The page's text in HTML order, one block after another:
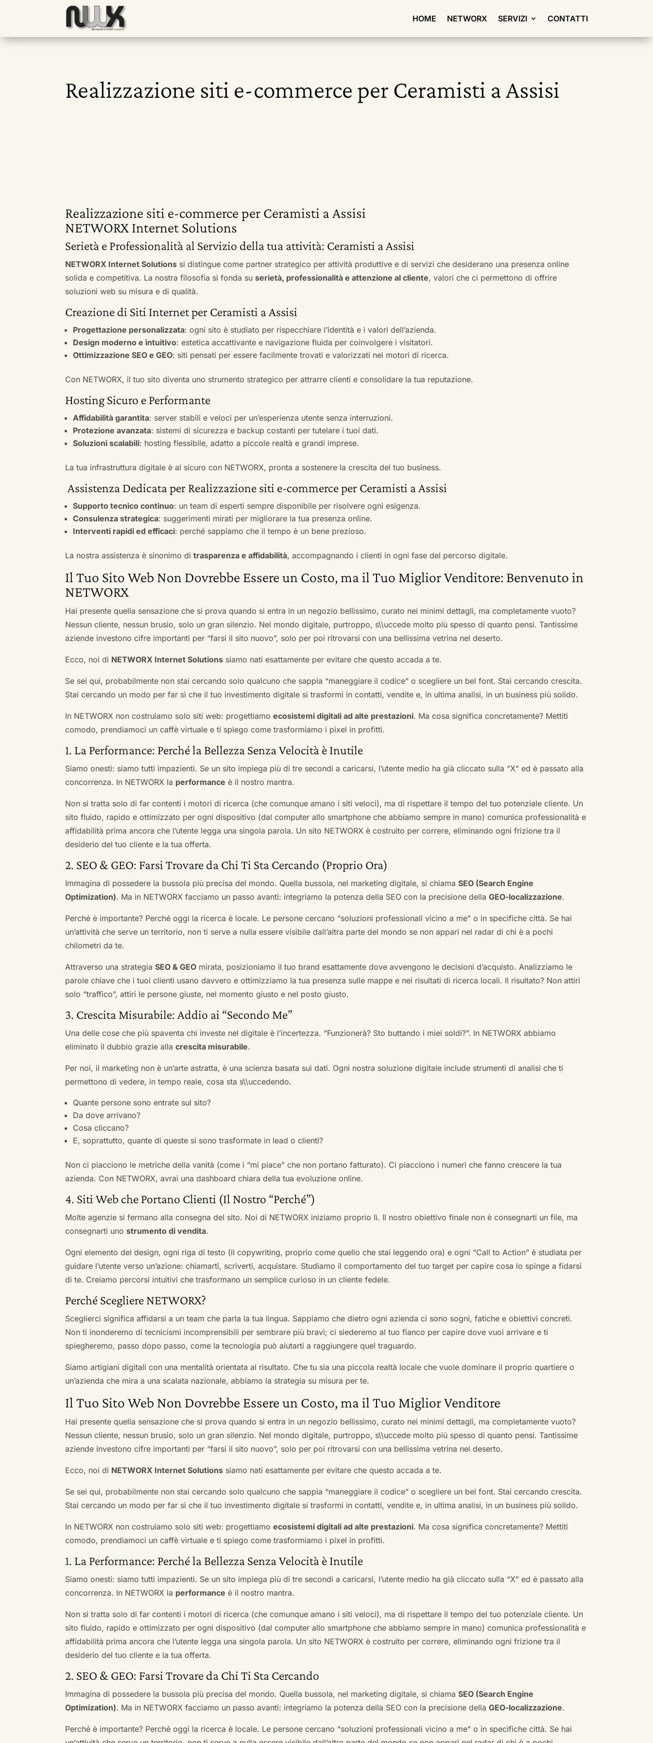
HOME NETWORX SERVIZI CONTATTI
Realizzazione siti e-commerce per Ceramisti a Assisi
Realizzazione siti e-commerce per Ceramisti a Assisi
NETWORX Internet Solutions
Serietà e Professionalità al Servizio della tua attività: Ceramisti a Assisi
NETWORX Internet Solutions si distingue come partner strategico per attività produttive e di servizi che desiderano una presenza online
solida e competitiva. La nostra filosofia si fonda suserietà, professionalità e attenzione al cliente, valori che ci permettono di offrire
soluzioni web su misura e di qualità.
Creazione di Siti Internet per Ceramisti a Assisi
Progettazione personalizzata: ogni sito è studiato per rispecchiare l’identità e i valori dell’azienda.
Design moderno e intuitivo: estetica accattivante e navigazione fluida per coinvolgere i visitatori.
Ottimizzazione SEO e GEO: siti pensati per essere facilmente trovati e valorizzati nei motori di ricerca.
Con NETWORX, il tuo sito diventa uno strumento strategico per attrarre clienti e consolidare la tua reputazione.
Hosting Sicuro e Performante
Affidabilità garantita: server stabili e veloci per un’esperienza utente senza interruzioni.
Protezione avanzata: sistemi di sicurezza e backup costanti per tutelare i tuoi dati.
Soluzioni scalabili: hosting flessibile, adatto a piccole realtà e grandi imprese.
La tua infrastruttura digitale è al sicuro con NETWORX, pronta a sostenere la crescita del tuo business.
Assistenza Dedicata per Realizzazione siti e-commerce per Ceramisti a Assisi
Supporto tecnico continuo: un team di esperti sempre disponibile per risolvere ogni esigenza.
Consulenza strategica: suggerimenti mirati per migliorare la tua presenza online.
Interventi rapidi ed efficaci: perché sappiamo che il tempo è un bene prezioso.
La nostra assistenza è sinonimo ditrasparenza e affidabilità, accompagnando i clienti in ogni fase del percorso digitale.
Il Tuo Sito Web Non Dovrebbe Essere un Costo, ma il Tuo Miglior Venditore: Benvenuto in
NETWORX
Hai presente quella sensazione che si prova quando si entra in un negozio bellissimo, curato nei minimi dettagli, ma completamente vuoto?
Nessun cliente, nessun brusio, solo un gran silenzio. Nel mondo digitale, purtroppo, s\\uccede molto più spesso di quanto pensi. Tantissime
aziende investono cifre importanti per “farsi il sito nuovo”, solo per poi ritrovarsi con una bellissima vetrina nel deserto.
Ecco, noi di NETWORX Internet Solutions siamo nati esattamente per evitare che questo accada a te.
Se sei qui, probabilmente non stai cercando solo qualcuno che sappia “maneggiare il codice” o scegliere un bel font. Stai cercando crescita.
Stai cercando un modo per far sì che il tuo investimento digitale si trasformi in contatti, vendite e, in ultima analisi, in un business più solido.
In NETWORX non costruiamo solo siti web: progettiamoecosistemi digitali ad alte prestazioni. Ma cosa significa concretamente? Mettiti
comodo, prendiamoci un caffè virtuale e ti spiego come trasformiamo i pixel in profitti.
1. La Performance: Perché la Bellezza Senza Velocità è Inutile
Siamo onesti: siamo tutti impazienti. Se un sito impiega più di tre secondi a caricarsi, l’utente medio ha già cliccato sulla “X” ed è passato alla
concorrenza. In NETWORX la performance è il nostro mantra.
Non si tratta solo di far contenti i motori di ricerca (che comunque amano i siti veloci), ma di rispettare il tempo del tuo potenziale cliente. Un
sito fluido, rapido e ottimizzato per ogni dispositivo (dal computer allo smartphone che abbiamo sempre in mano) comunica professionalità e
affidabilità prima ancora che l’utente legga una singola parola. Un sito NETWORX è costruito per correre, eliminando ogni frizione tra il
desiderio del tuo cliente e la tua offerta.
2. SEO & GEO: Farsi Trovare da Chi Ti Sta Cercando (Proprio Ora)
Immagina di possedere la bussola più precisa del mondo. Quella bussola, nel marketing digitale, si chiamaSEO (Search Engine
Optimization). Ma in NETWORX facciamo un passo avanti: integriamo la potenza della SEO con la precisione dellaGEO-localizzazione.
Perché è importante? Perché oggi la ricerca è locale. Le persone cercano “soluzioni professionali vicino a me” o in specifiche città. Se hai
un’attività che serve un territorio, non ti serve a nulla essere visibile dall’altra parte del mondo se non appari nel radar di chi è a pochi
chilometri da te.
Attraverso una strategiaSEO & GEO mirata, posizioniamo il tuo brand esattamente dove avvengono le decisioni d’acquisto. Analizziamo le
parole chiave che i tuoi clienti usano davvero e ottimizziamo la tua presenza sulle mappe e nei risultati di ricerca locali. Il risultato? Non attiri
solo “traffico”, attiri le persone giuste, nel momento giusto e nel posto giusto.
3. Crescita Misurabile: Addio ai “Secondo Me”
Una delle cose che più spaventa chi investe nel digitale è l’incertezza. “Funzionerà? Sto buttando i miei soldi?”. In NETWORX abbiamo
eliminato il dubbio grazie allacrescita misurabile.
Per noi, il marketing non è un’arte astratta, è una scienza basata sui dati. Ogni nostra soluzione digitale include strumenti di analisi che ti
permettono di vedere, in tempo reale, cosa sta s\\uccedendo.
Quante persone sono entrate sul sito?
Da dove arrivano?
Cosa cliccano?
E, soprattutto, quante di queste si sono trasformate in lead o clienti?
Non ci piacciono le metriche della vanità (come i “mi piace” che non portano fatturato). Ci piacciono i numeri che fanno crescere la tua
azienda. Con NETWORX, avrai una dashboard chiara della tua evoluzione online.
4. Siti Web che Portano Clienti (Il Nostro “Perché”)
Molte agenzie si fermano alla consegna del sito. Noi di NETWORX iniziamo proprio lì. Il nostro obiettivo finale non è consegnarti un file, ma
consegnarti unostrumento di vendita.
Ogni elemento del design, ogni riga di testo (il copywriting, proprio come quello che stai leggendo ora) e ogni “Call to Action” è studiata per
guidare l’utente verso un’azione: chiamarti, scriverti, acquistare. Studiamo il comportamento del tuo target per capire cosa lo spinge a fidarsi
di te. Creiamo percorsi intuitivi che trasformano un semplice curioso in un cliente fedele.
Perché Scegliere NETWORX?
Sceglierci significa affidarsi a un team che parla la tua lingua. Sappiamo che dietro ogni azienda ci sono sogni, fatiche e obiettivi concreti.
Non ti inonderemo di tecnicismi incomprensibili per sembrare più bravi; ci siederemo al tuo fianco per capire dove vuoi arrivare e ti
spiegheremo, passo dopo passo, come la tecnologia può aiutarti a raggiungere quel traguardo.
Siamo artigiani digitali con una mentalità orientata al risultato. Che tu sia una piccola realtà locale che vuole dominare il proprio quartiere o
un’azienda che mira a una scalata nazionale, abbiamo la strategia su misura per te.
Il Tuo Sito Web Non Dovrebbe Essere un Costo, ma il Tuo Miglior Venditore
Hai presente quella sensazione che si prova quando si entra in un negozio bellissimo, curato nei minimi dettagli, ma completamente vuoto?
Nessun cliente, nessun brusio, solo un gran silenzio. Nel mondo digitale, purtroppo, s\\uccede molto più spesso di quanto pensi. Tantissime
aziende investono cifre importanti per “farsi il sito nuovo”, solo per poi ritrovarsi con una bellissima vetrina nel deserto.
Ecco, noi di NETWORX Internet Solutions siamo nati esattamente per evitare che questo accada a te.
Se sei qui, probabilmente non stai cercando solo qualcuno che sappia “maneggiare il codice” o scegliere un bel font. Stai cercando crescita.
Stai cercando un modo per far sì che il tuo investimento digitale si trasformi in contatti, vendite e, in ultima analisi, in un business più solido.
In NETWORX non costruiamo solo siti web: progettiamoecosistemi digitali ad alte prestazioni. Ma cosa significa concretamente? Mettiti
comodo, prendiamoci un caffè virtuale e ti spiego come trasformiamo i pixel in profitti.
1. La Performance: Perché la Bellezza Senza Velocità è Inutile
Siamo onesti: siamo tutti impazienti. Se un sito impiega più di tre secondi a caricarsi, l’utente medio ha già cliccato sulla “X” ed è passato alla
concorrenza. In NETWORX la performance è il nostro mantra.
Non si tratta solo di far contenti i motori di ricerca (che comunque amano i siti veloci), ma di rispettare il tempo del tuo potenziale cliente. Un
sito fluido, rapido e ottimizzato per ogni dispositivo (dal computer allo smartphone che abbiamo sempre in mano) comunica professionalità e
affidabilità prima ancora che l’utente legga una singola parola. Un sito NETWORX è costruito per correre, eliminando ogni frizione tra il
desiderio del tuo cliente e la tua offerta.
2. SEO & GEO: Farsi Trovare da Chi Ti Sta Cercando
Immagina di possedere la bussola più precisa del mondo. Quella bussola, nel marketing digitale, si chiamaSEO (Search Engine
Optimization). Ma in NETWORX facciamo un passo avanti: integriamo la potenza della SEO con la precisione dellaGEO-localizzazione.
Perché è importante? Perché oggi la ricerca è locale. Le persone cercano “soluzioni professionali vicino a me” o in specifiche città. Se hai